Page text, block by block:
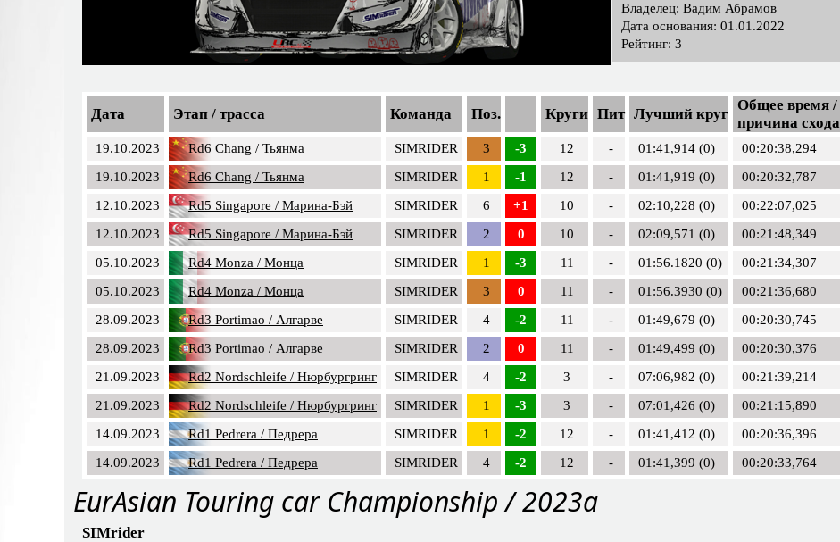
Владелец: Вадим Абрамов
Дата основания: 01.01.2022
Рейтинг: 3
Дата Этап / трасса Команда Поз. Круги Пит Лучший круг
Общее время /
причина схода
19.10.2023 Rd6 Chang / Тьянма SIMRIDER 3 -3 12 - 01:41,914 (0)
00:20:38,294
19.10.2023
Rd6 Chang / Тьянма SIMRIDER 1 -1 12 - 01:41,919 (0)
00:20:32,787
12.10.2023
Rd5 Singapore / Марина-Бэй SIMRIDER 6 +1 10 - 02:10,228 (0)
00:22:07,025
12.10.2023
Rd5 Singapore / Марина-Бэй SIMRIDER 2 0 10 - 02:09,571 (0)
00:21:48,349
05.10.2023
Rd4 Monza / Монца SIMRIDER 1 -3 11 - 01:56.1820 (0)
00:21:34,307
05.10.2023
Rd4 Monza / Монца SIMRIDER 3 0 11 - 01:56.3930 (0)
00:21:36,680
28.09.2023
Rd3 Portimao / Алгарве SIMRIDER 4 -2 11 - 01:49,679 (0)
00:20:30,745
28.09.2023
Rd3 Portimao / Алгарве SIMRIDER 2 0 11 - 01:49,499 (0)
00:20:30,376
21.09.2023
Rd2 Nordschleife / Нюрбургринг SIMRIDER 4 -2 3 - 07:06,982 (0)
00:21:39,214
21.09.2023
Rd2 Nordschleife / Нюрбургринг SIMRIDER 1 -3 3 - 07:01,426 (0)
00:21:15,890
14.09.2023
Rd1 Pedrera / Педрера SIMRIDER 1 -2 12 - 01:41,412 (0)
00:20:36,396
14.09.2023
Rd1 Pedrera / Педрера SIMRIDER 4 -2 12 - 01:41,399 (0) 00:20:33,764
EurAsian Touring car Championship / 2023a
SIMrider